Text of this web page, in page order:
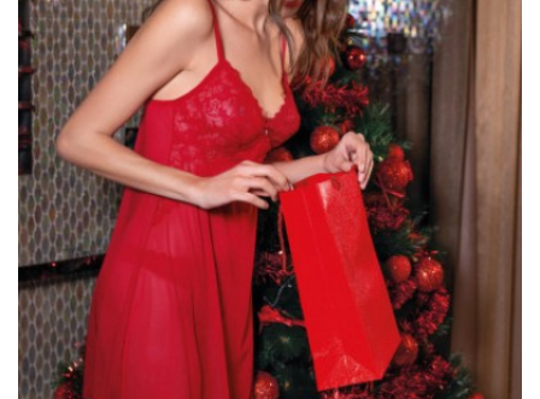
Prendas moldeadoras
Hombre
Ortopedia
Outlet